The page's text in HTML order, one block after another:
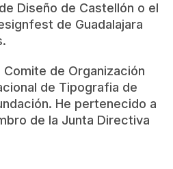
Diseño de Castellón o el
de Guadalajara
de Organización
de Tipografia de
He pertenecido a
de la Junta Directiva